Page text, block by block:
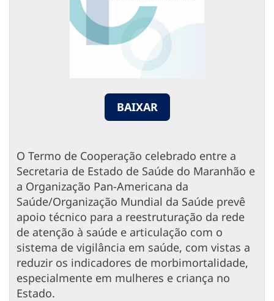
BAIXAR
O Termo de Cooperação celebrado entre a
Secretaria de Estado de Saúde do Maranhão e
a Organização Pan-Americana da
Saúde/Organização Mundial da Saúde prevê
apoio técnico para a reestruturação da rede
de atenção à saúde e articulação com o
sistema de vigilância em saúde, com vistas a
reduzir os indicadores de morbimortalidade,
especialmente em mulheres e criança no
Estado.